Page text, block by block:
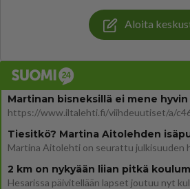
Aloita
Martinan bisneksillä ei mene hyvin
2 km on nykyään liian pitkä